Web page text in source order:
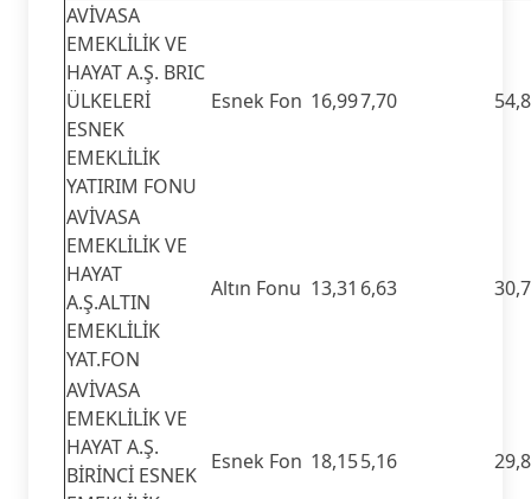
AVİVASA
EMEKLİLİK VE
HAYAT A.Ş. BRIC
ÜLKELERİ
ESNEK
EMEKLİLİK
YATIRIM FONU
Esnek Fon 16,997,70
AVİVASA
EMEKLİLİK VE
HAYAT
A.Ş.ALTIN
EMEKLİLİK
YAT.FON
Altın Fonu 13,31 6,63
AVİVASA
EMEKLİLİK VE
HAYAT A.Ş.
BİRİNCİ ESNEK
Esnek Fon 18,155,16